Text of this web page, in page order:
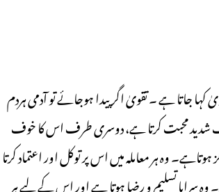
جاتا ہے ۔ تقویٰ اگر پیدا ہوجائے تو آدمی ہردم
شدید محبت کرتا ہے، دوسری طرف اس کا خوف
وہ ہر معاملہ میں اس پر توکل اور اعتماد کرتا
سراپا تسلیم و رضا ہوتا ہے اور اس کے لیے ہر